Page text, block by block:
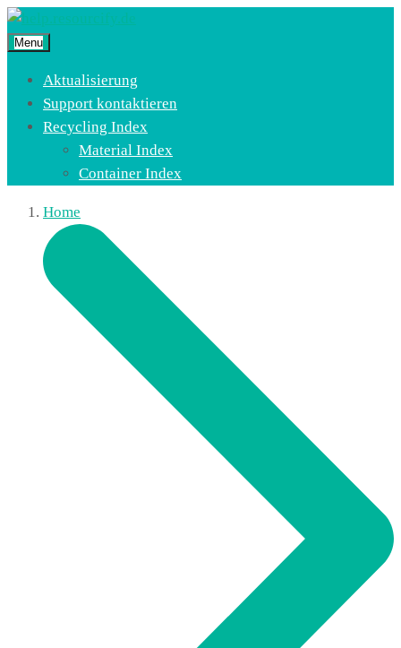
Menu
Aktualisierung
Support kontaktieren
Recycling Index
Material Index
Container Index
Home